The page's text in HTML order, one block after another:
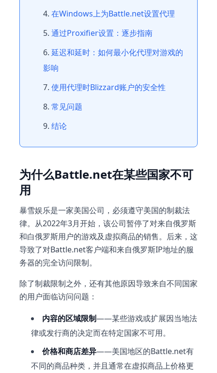
在Windows上为Battle.net设置代理
通过Proxifier设置：逐步指南
延迟和延时：如何最小化代理对游戏的
影响
使用代理时Blizzard账户的安全性
常见问题
结论
为什么Battle.net在某些国家不可
用
暴雪娱乐是一家美国公司，必须遵守美国的制裁法
律。从2022年3月开始，该公司暂停了对来自俄罗斯
和白俄罗斯用户的游戏及虚拟商品的销售。后来，这
导致了对Battle.net客户端和来自俄罗斯IP地址的服
务器的完全访问限制。
除了制裁限制之外，还有其他原因导致来自不同国家
的用户面临访问问题：
内容的区域限制——某些游戏或扩展因当地法
律或发行商的决定而在特定国家不可用。
价格和商店差异——美国地区的Battle.net有
不同的商品种类，并且通常在虚拟商品上价格更